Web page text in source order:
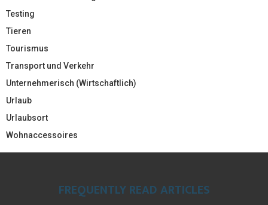
Testing
Tieren
Tourismus
Transport und Verkehr
Unternehmerisch (Wirtschaftlich)
Urlaub
Urlaubsort
Wohnaccessoires
FREQUENTLY READ ARTICLES